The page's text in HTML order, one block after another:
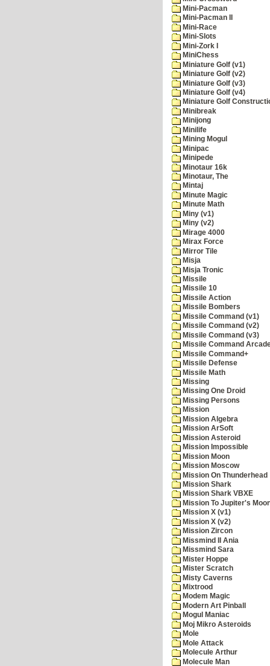
Mini-Pacman
Mini-Pacman II
Mini-Race
Mini-Slots
Mini-Zork I
MiniChess
Miniature Golf (v1)
Miniature Golf (v2)
Miniature Golf (v3)
Miniature Golf (v4)
Miniature Golf
Minibreak
Minijong
Minilife
Mining Mogul
Minipac
Minipede
Minotaur 16k
Minotaur, The
Mintaj
Minute Magic
Minute Math
Miny (v1)
Miny (v2)
Mirage 4000
Mirax Force
Mirror Tile
Misja
Misja Tronic
Missile
Missile 10
Missile Action
Missile Bombers
Missile Command (v1)
Missile Command (v2)
Missile Command (v3)
Missile Command
Missile Command+
Missile Defense
Missile Math
Missing
Missing One Droid
Missing Persons
Mission
Mission Algebra
Mission ArSoft
Mission Asteroid
Mission Impossible
Mission Moon
Mission Moscow
Mission On Thunderhead
Mission Shark
Mission Shark VBXE
Mission To Jupiter's
Mission X (v1)
Mission X (v2)
Mission Zircon
Missmind II Ania
Missmind Sara
Mister Hoppe
Mister Scratch
Misty Caverns
Mixtrood
Modem Magic
Modern Art Pinball
Mogul Maniac
Moj Mikro Asteroids
Mole
Mole Attack
Molecule Arthur
Molecule Man